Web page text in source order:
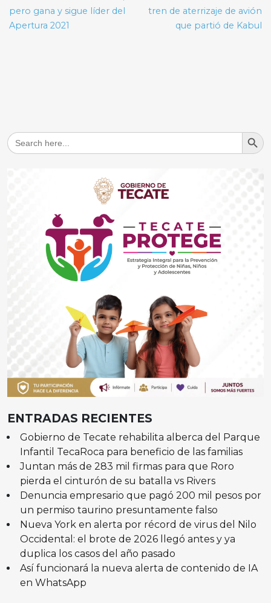
entradas
pero gana y sigue líder del
Apertura 2021
tren de aterrizaje de avión
que partió de Kabul
Search
for:
Search
ENTRADAS RECIENTES
Gobierno de Tecate rehabilita alberca del Parque
Infantil TecaRoca para beneficio de las familias
Juntan más de 283 mil firmas para que Roro
pierda el cinturón de su batalla vs Rivers
Denuncia empresario que pagó 200 mil pesos por
un permiso taurino presuntamente falso
Nueva York en alerta por récord de virus del Nilo
Occidental: el brote de 2026 llegó antes y ya
duplica los casos del año pasado
Así funcionará la nueva alerta de contenido de IA
en WhatsApp